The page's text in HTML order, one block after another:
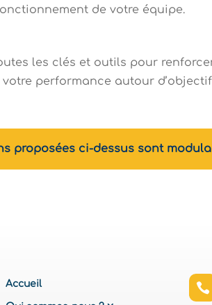
de votre équipe.
les clés et outils pour
performance autour
proposées ci-dessus sont
Accueil 